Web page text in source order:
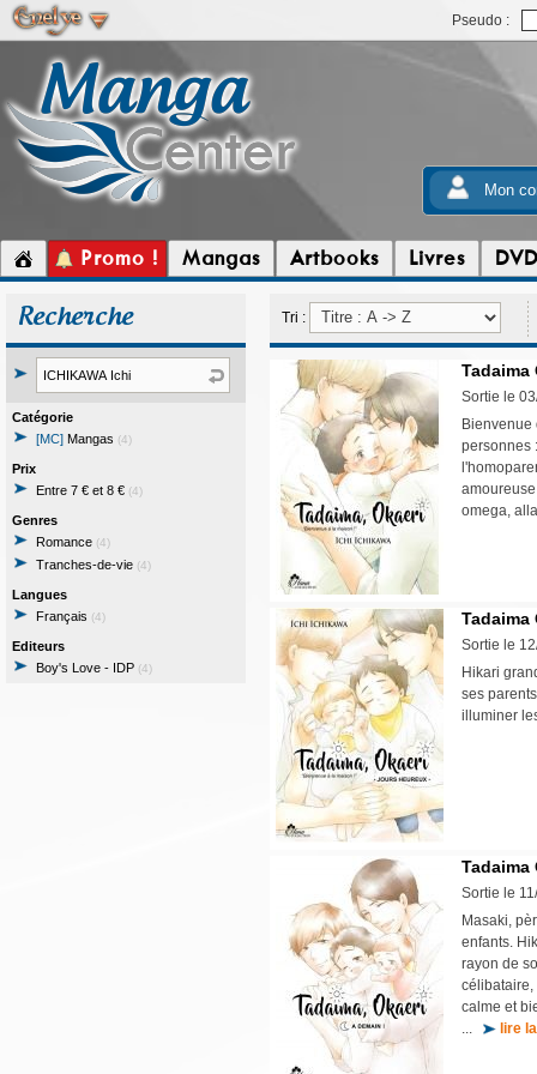
Pseudo :
Mon
Promo ! Mangas Artbooks Livres DVD
Recherche
Catégorie
[MC] Mangas (4)
Prix
Entre 7 € et 8 € (4)
Genres
Romance (4)
Tranches-de-vie (4)
Langues
Français (4)
Editeurs
Boy's Love - IDP (4)
Tri :
Tadaima
Sortie le
Bienvenue
personnes
omega,
Tadaima
Sortie le
Hikari
ses
illuminer
Tadaima
Sortie le
Masaki,
enfants.
rayon de
célibataire,
calme et
...
lire